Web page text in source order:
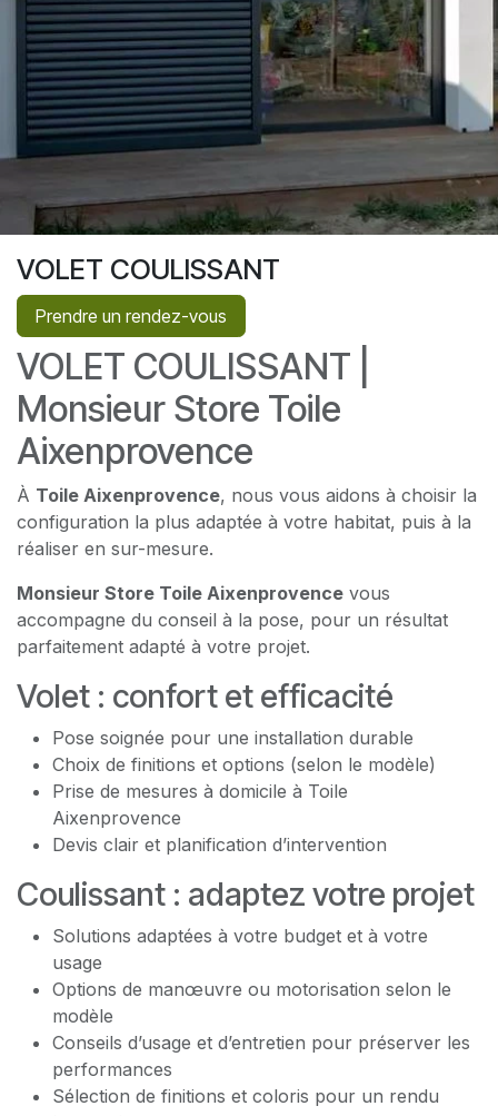
VOLET COULISSANT
Prendre un rendez-vous
VOLET COULISSANT |
Monsieur Store Toile
Aixenprovence
À Toile Aixenprovence, nous vous aidons à choisir la
configuration la plus adaptée à votre habitat, puis à la
réaliser en sur-mesure.
Monsieur Store Toile Aixenprovence vous
accompagne du conseil à la pose, pour un résultat
parfaitement adapté à votre projet.
Volet : confort et efficacité
Pose soignée pour une installation durable
Choix de finitions et options (selon le modèle)
Prise de mesures à domicile à Toile
Aixenprovence
Devis clair et planification d’intervention
Coulissant : adaptez votre projet
Solutions adaptées à votre budget et à votre
usage
Options de manœuvre ou motorisation selon le
modèle
Conseils d’usage et d’entretien pour préserver les
performances
Sélection de finitions et coloris pour un rendu